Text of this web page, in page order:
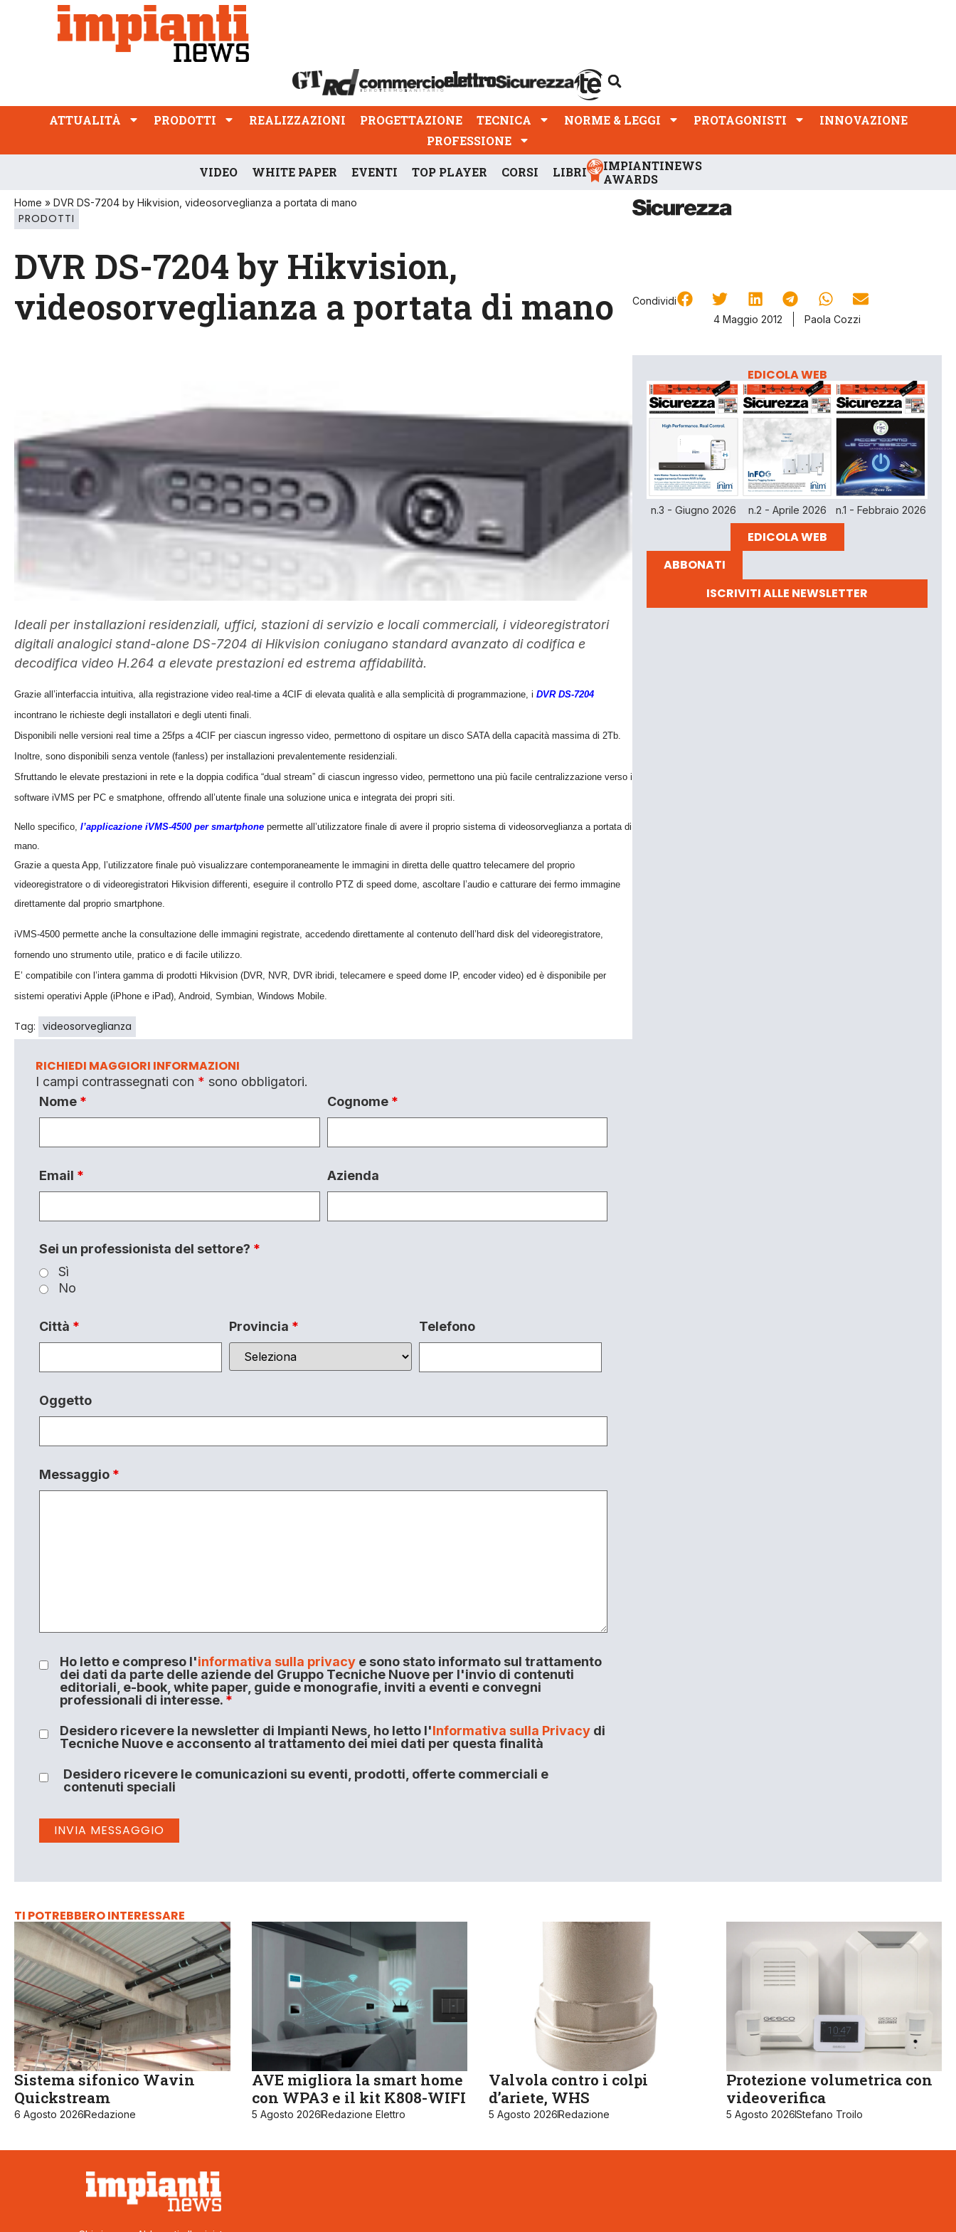
ATTUALITÀ PRODOTTI REALIZZAZIONI
PROFESSIONE
ATTUALITÀ PRODOTTI REALIZZAZIONI PROGETTAZIONE TECNICA NORME & LEGGI PROTAGONISTI
INNOVAZIONE
PROFESSIONE
VIDEO WHITE PAPER EVENTI TOP PLAYER CORSI LIBRI
IMPIANTINEWS
AWARDS
Home » DVR DS-7204 by Hikvision, videosorveglianza a portata di mano
PRODOTTI
DVR DS-7204 by Hikvision,
videosorveglianza a portata di mano
Condividi
4 Maggio 2012
Paola Cozzi
Ideali per installazioni residenziali, uffici, stazioni di servizio e locali commerciali, i videoregistratori
digitali analogici stand-alone DS-7204 di Hikvision coniugano standard avanzato di codifica e
decodifica video H.264 a elevate prestazioni ed estrema affidabilità.
Grazie all’interfaccia intuitiva, alla registrazione video real-time a 4CIF di elevata qualità e alla semplicità di programmazione, i DVR DS-7204
incontrano le richieste degli installatori e degli utenti finali.
Disponibili nelle versioni real time a 25fps a 4CIF per ciascun ingresso video, permettono di ospitare un disco SATA della capacità massima di 2Tb.
Inoltre, sono disponibili senza ventole (fanless) per installazioni prevalentemente residenziali.
Sfruttando le elevate prestazioni in rete e la doppia codifica “dual stream” di ciascun ingresso video, permettono una più facile centralizzazione verso i
software iVMS per PC e smatphone, offrendo all’utente finale una soluzione unica e integrata dei propri siti.
Nello specifico, l’applicazione iVMS-4500 per smartphone permette all’utilizzatore finale di avere il proprio sistema di videosorveglianza a portata di
mano.
Grazie a questa App, l’utilizzatore finale può visualizzare contemporaneamente le immagini in diretta delle quattro telecamere del proprio
videoregistratore o di videoregistratori Hikvision differenti, eseguire il controllo PTZ di speed dome, ascoltare l’audio e catturare dei fermo immagine
direttamente dal proprio smartphone.
iVMS-4500 permette anche la consultazione delle immagini registrate, accedendo direttamente al contenuto dell’hard disk del videoregistratore,
fornendo uno strumento utile, pratico e di facile utilizzo.
E’ compatibile con l’intera gamma di prodotti Hikvision (DVR, NVR, DVR ibridi, telecamere e speed dome IP, encoder video) ed è disponibile per
sistemi operativi Apple (iPhone e iPad), Android, Symbian, Windows Mobile.
Tag: videosorveglianza
RICHIEDI MAGGIORI INFORMAZIONI
I campi contrassegnati con * sono obbligatori.
Nome * Cognome *
Email * Azienda
Sei un professionista del settore? *
Sì
No
Città * Provincia * Telefono
Oggetto
Messaggio *
Ho letto e compreso l'informativa sulla privacye sono stato informato sul trattamento
dei dati da parte delle aziende del Gruppo Tecniche Nuove per l'invio di contenuti
editoriali, e-book, white paper, guide e monografie, inviti a eventi e convegni
professionali di interesse. *
Desidero ricevere la newsletter di Impianti News, ho letto l'Informativa sulla Privacydi
Tecniche Nuove e acconsento al trattamento dei miei dati per questa finalità
Desidero ricevere le comunicazioni su eventi, prodotti, offerte commerciali e
contenuti speciali
EDICOLA WEB
n.3 - Giugno 2026 n.2 - Aprile 2026 n.1 - Febbraio 2026
EDICOLA WEB
ABBONATI
ISCRIVITI ALLE NEWSLETTER
TI POTREBBERO INTERESSARE
Sistema sifonico Wavin
Quickstream
6 Agosto 2026Redazione
AVE migliora la smart home
con WPA3 e il kit K808-WIFI
5 Agosto 2026Redazione Elettro
Valvola contro i colpi
d’ariete, WHS
5 Agosto 2026Redazione
Protezione volumetrica con
videoverifica
5 Agosto 2026Stefano Troilo